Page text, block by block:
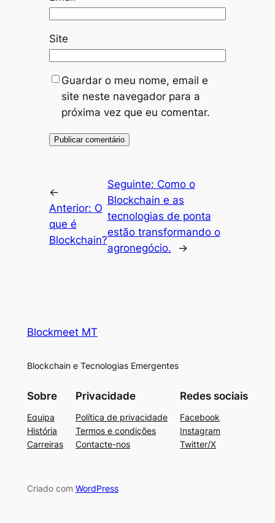
Site
Guardar o meu nome, email e
site neste navegador para a
próxima vez que eu comentar.
←
Anterior: O
que é
Blockchain?
Seguinte: Como o
Blockchain e as
tecnologias de ponta
estão transformando o
agronegócio.
→
Blockmeet MT
Blockchain e Tecnologias Emergentes
Sobre
Equipa
História
Carreiras
Privacidade
Política de privacidade
Termos e condições
Contacte-nos
Redes sociais
Facebook
Instagram
Twitter/X
Criado com WordPress